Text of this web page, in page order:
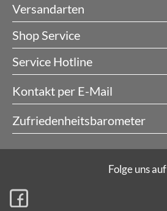
Versandarten
Shop Service
Service Hotline
Kontakt per E-Mail
Zufriedenheitsbarometer
Folge uns auf